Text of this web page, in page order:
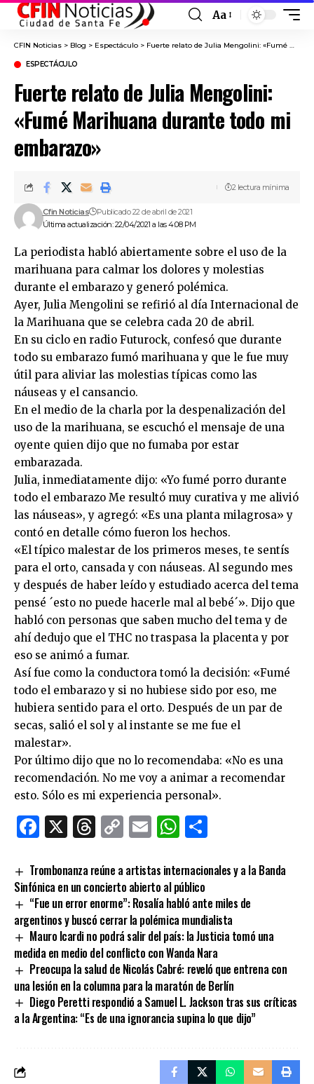
Font
Resizer
Aa
CFIN Noticias > Blog > Espectáculo > Fuerte relato de Julia Mengolini: «Fumé Marihuana durante todo mi embarazo»
ESPECTÁCULO
Fuerte relato de Julia Mengolini:
«Fumé Marihuana durante todo mi
embarazo»
Última actualización: 22/04/2021 a las 4:08 PM
Cfin Noticias Publicado 22 de abril de 2021
2 lectura mínima
La periodista habló abiertamente sobre el uso de la
marihuana para calmar los dolores y molestias
durante el embarazo y generó polémica.
Ayer, Julia Mengolini se refirió al día Internacional de
la Marihuana que se celebra cada 20 de abril.
En su ciclo en radio Futurock, confesó que durante
todo su embarazo fumó marihuana y que le fue muy
útil para aliviar las molestias típicas como las
náuseas y el cansancio.
En el medio de la charla por la despenalización del
uso de la marihuana, se escuchó el mensaje de una
oyente quien dijo que no fumaba por estar
embarazada.
Julia, inmediatamente dijo: «Yo fumé porro durante
todo el embarazo Me resultó muy curativa y me alivió
las náuseas», y agregó: «Es una planta milagrosa» y
contó en detalle cómo fueron los hechos.
«El típico malestar de los primeros meses, te sentís
para el orto, cansada y con náuseas. Al segundo mes
y después de haber leído y estudiado acerca del tema
pensé ´esto no puede hacerle mal al bebé´». Dijo que
habló con personas que saben mucho del tema y de
ahí dedujo que el THC no traspasa la placenta y por
eso se animó a fumar.
Así fue como la conductora tomó la decisión: «Fumé
todo el embarazo y si no hubiese sido por eso, me
hubiera sentido para el orto. Después de un par de
secas, salió el sol y al instante se me fue el
malestar».
Por último dijo que no lo recomendaba: «No es una
recomendación. No me voy a animar a recomendar
esto. Sólo es mi experiencia personal».
Facebook
X Threads
CopyEmailWhatsApp
Trombonanza reúne a artistas internacionales y a la Banda
Sinfónica en un concierto abierto al público
“Fue un error enorme”: Rosalía habló ante miles de
argentinos y buscó cerrar la polémica mundialista
Mauro Icardi no podrá salir del país: la Justicia tomó una
medida en medio del conflicto con Wanda Nara
Preocupa la salud de Nicolás Cabré: reveló que entrena con
una lesión en la columna para la maratón de Berlín
Diego Peretti respondió a Samuel L. Jackson tras sus críticas
a la Argentina: “Es de una ignorancia supina lo que dijo”